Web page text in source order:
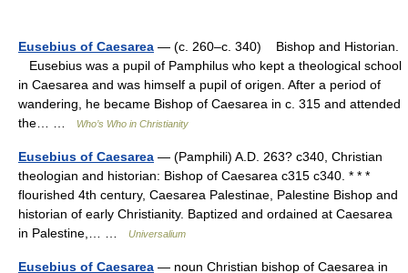
Eusebius of Caesarea — (c. 260–c. 340) Bishop and Historian.
Eusebius was a pupil of Pamphilus who kept a theological school
in Caesarea and was himself a pupil of origen. After a period of
wandering, he became Bishop of Caesarea in c. 315 and attended
the… …
Who’s Who in Christianity
Eusebius of Caesarea — (Pamphili) A.D. 263? c340, Christian
theologian and historian: Bishop of Caesarea c315 c340. * * *
flourished 4th century, Caesarea Palestinae, Palestine Bishop and
historian of early Christianity. Baptized and ordained at Caesarea
in Palestine,… …
Universalium
Eusebius of Caesarea — noun Christian bishop of Caesarea in